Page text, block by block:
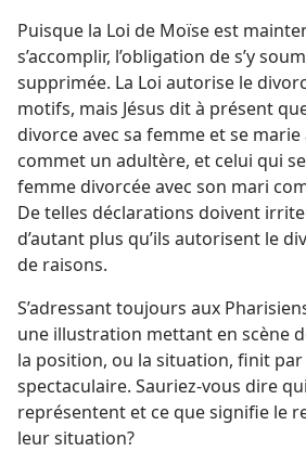
Puisque la Loi de Moïse est
s’accomplir, l’obligation de s’y
supprimée. La Loi autorise le
motifs, mais Jésus dit à présent
divorce avec sa femme et se
commet un adultère, et celui qui
femme divorcée avec son mari
De telles déclarations doivent
d’autant plus qu’ils autorisent le
de raisons.
S’adressant toujours aux
une illustration mettant en scène
la position, ou la situation, finit
spectaculaire. Sauriez-​vous dire
représentent et ce que signifie le
leur situation?